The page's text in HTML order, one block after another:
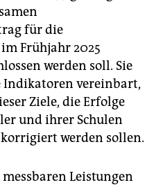
für die
Frühjahr 2025
werden soll. Sie
vereinbart,
Ziele, die Erfolge
und ihrer Schulen
werden sollen.
Leistungen